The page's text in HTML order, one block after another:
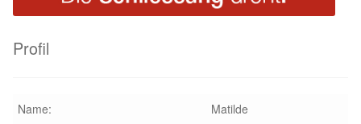
Glückliche Fellnasen
Happy End Stories
Profil
Name:
Matilde